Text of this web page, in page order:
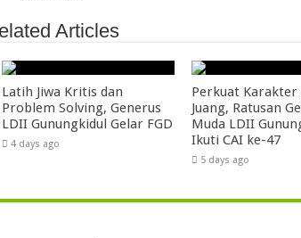
Articles
Latih Jiwa Kritis dan
Problem Solving, Generus
LDII Gunungkidul Gelar FGD
4 days ago
Perkuat Karakter
Juang, Ratusan
Muda LDII
Ikuti CAI ke-47
5 days ago